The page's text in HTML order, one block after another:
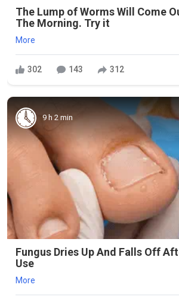
The Lump of Worms Will Come
The Morning. Try it
More
302 143 312
9 h 2 min
Fungus Dries Up And Falls Off
Use
More